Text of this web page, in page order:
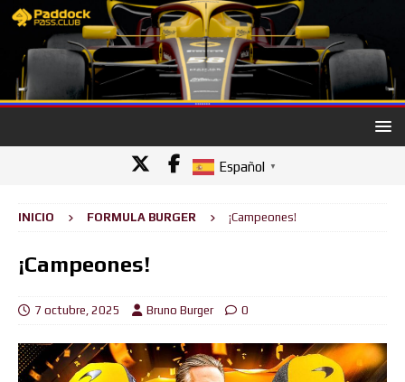
Español ▼
INICIO FORMULA BURGER ¡Campeones!
¡Campeones!
7 octubre, 2025 Bruno Burger 0